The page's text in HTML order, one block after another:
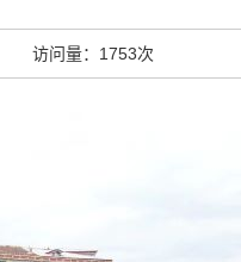
访问量： 1753次